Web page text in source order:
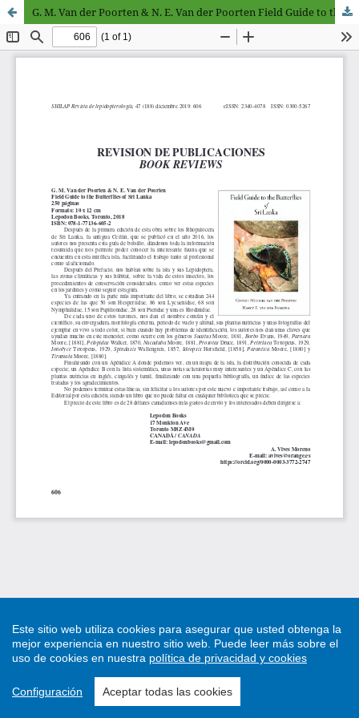
G. M. Van der Poorten & N. E. Van der Poorten Field Guide to the Butterflies of Sri Lanka
Este sitio web utiliza cookies para asegurar que usted obtenga la
mejor experiencia en nuestro sitio web. Puede leer más sobre el
uso de cookies en nuestra política de privacidad y cookies
Configuración Aceptar todas las cookies